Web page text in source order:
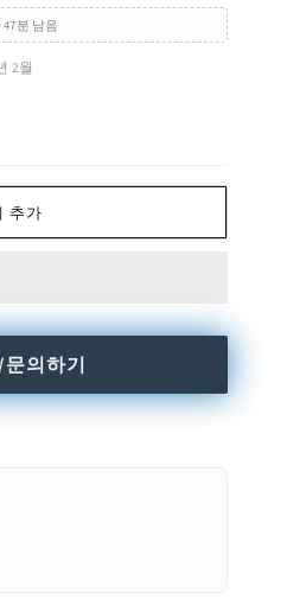
47분 남음
2월
추가
의하기